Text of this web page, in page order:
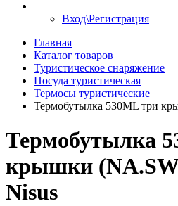
Вход\Регистрация
Главная
Каталог товаров
Туристическое снаряжение
Посуда туристическая
Термосы туристические
Термобутылка 530ML три
Термобутылка
крышки
Nisus